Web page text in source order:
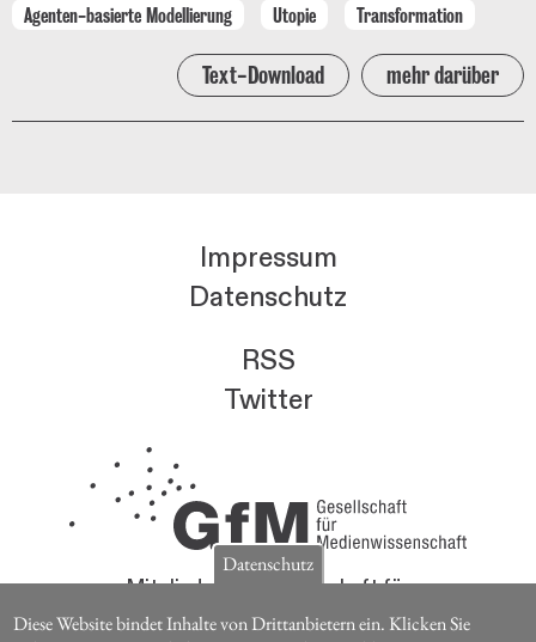
Agenten-basierte Modellierung
Utopie Transformation
Text-Download mehr darüber
Impressum
Datenschutz
RSS
Twitter
Mitglieder der Gesellschaft für
Medienwissenschaft erhalten die Zeitschrift für
Datenschutz
Diese Website bindet Inhalte von Drittanbietern ein. Klicken Sie